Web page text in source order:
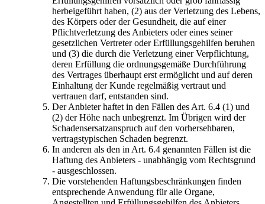
herbeigeführt haben, (2) aus der Verletzung des Lebens,
des Körpers oder der Gesundheit, die auf einer
Pflichtverletzung des Anbieters oder eines seiner
gesetzlichen Vertreter oder Erfüllungsgehilfen beruhen
und (3) die durch die Verletzung einer Verpflichtung,
deren Erfüllung die ordnungsgemäße Durchführung
des Vertrages überhaupt erst ermöglicht und auf deren
Einhaltung der Kunde regelmäßig vertraut und
vertrauen darf, entstanden sind.
Der Anbieter haftet in den Fällen des Art. 6.4 (1) und
(2) der Höhe nach unbegrenzt. Im Übrigen wird der
Schadensersatzanspruch auf den vorhersehbaren,
vertragstypischen Schaden begrenzt.
In anderen als den in Art. 6.4 genannten Fällen ist die
Haftung des Anbieters - unabhängig vom Rechtsgrund
- ausgeschlossen.
Die vorstehenden Haftungsbeschränkungen finden
entsprechende Anwendung für alle Organe,